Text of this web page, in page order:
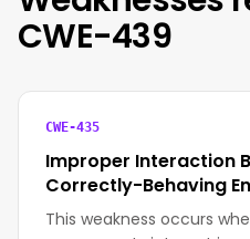
CWE-439
CWE-435
Improper Interaction
Correctly-Behaving
This weakness occurs